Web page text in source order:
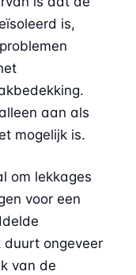
is,
aan als
mogelijk is.
om lekkages
voor een
duurt ongeveer
van de